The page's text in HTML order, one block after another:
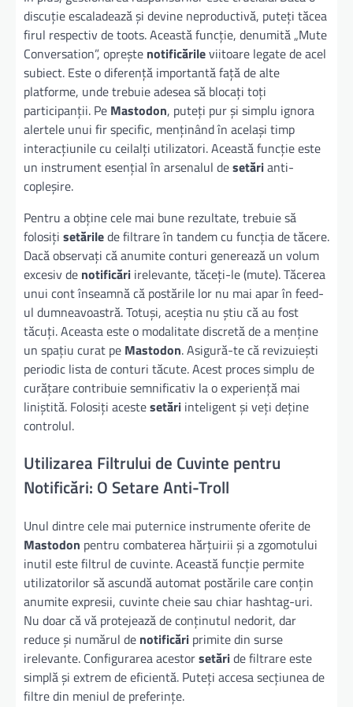
discuție escaladează și devine neproductivă, puteți tăcea
firul respectiv de toots. Această funcție, denumită „Mute
Conversation”, oprește notificărileviitoare legate de acel
subiect. Este o diferență importantă față de alte
platforme, unde trebuie adesea să blocați toți
participanții. Pe Mastodon, puteți pur și simplu ignora
alertele unui fir specific, menținând în același timp
interacțiunile cu ceilalți utilizatori. Această funcție este
un instrument esențial în arsenalul desetărianti-
copleșire.
Pentru a obține cele mai bune rezultate, trebuie să
folosiți setărilede filtrare în tandem cu funcția de tăcere.
Dacă observați că anumite conturi generează un volum
excesiv de notificări irelevante, tăceți-le (mute). Tăcerea
unui cont înseamnă că postările lor nu mai apar în feed-
ul dumneavoastră. Totuși, aceștia nu știu că au fost
tăcuți. Aceasta este o modalitate discretă de a menține
un spațiu curat pe Mastodon. Asigură-te că revizuiești
periodic lista de conturi tăcute. Acest proces simplu de
curățare contribuie semnificativ la o experiență mai
liniștită. Folosiți acestesetări inteligent și veți deține
controlul.
Utilizarea Filtrului de Cuvinte pentru
Notificări: O Setare Anti-Troll
Unul dintre cele mai puternice instrumente oferite de
Mastodon pentru combaterea hărțuirii și a zgomotului
inutil este filtrul de cuvinte. Această funcție permite
utilizatorilor să ascundă automat postările care conțin
anumite expresii, cuvinte cheie sau chiar hashtag-uri.
Nu doar că vă protejează de conținutul nedorit, dar
reduce și numărul de notificări primite din surse
irelevante. Configurarea acestorsetăride filtrare este
simplă și extrem de eficientă. Puteți accesa secțiunea de
filtre din meniul de preferințe.